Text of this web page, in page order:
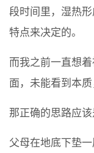
段时间里，湿热
特点来决定的。
而我之前一直想
面，未能看到本质
那正确的思路应该
父母在地底下垫